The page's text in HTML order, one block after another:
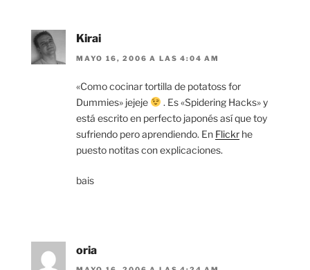
Kirai
MAYO 16, 2006 A LAS 4:04 AM
«Como cocinar tortilla de potatoss for
Dummies» jejeje
. Es «Spidering Hacks» y
está escrito en perfecto japonés así que toy
sufriendo pero aprendiendo. En Flickr he
puesto notitas con explicaciones.
bais
oria